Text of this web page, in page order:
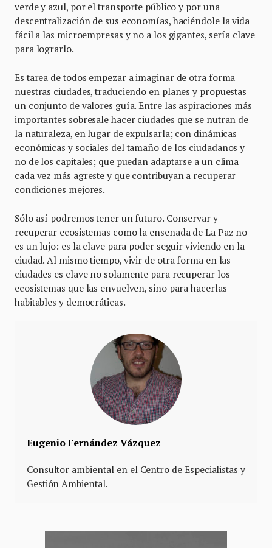
verde y azul, por el transporte público y por una
descentralización de sus economías, haciéndole la vida
fácil a las microempresas y no a los gigantes, sería clave
para lograrlo.
Es tarea de todos empezar a imaginar de otra forma
nuestras ciudades, traduciendo en planes y propuestas
un conjunto de valores guía. Entre las aspiraciones más
importantes sobresale hacer ciudades que se nutran de
la naturaleza, en lugar de expulsarla; con dinámicas
económicas y sociales del tamaño de los ciudadanos y
no de los capitales; que puedan adaptarse a un clima
cada vez más agreste y que contribuyan a recuperar
condiciones mejores.
Sólo así podremos tener un futuro. Conservar y
recuperar ecosistemas como la ensenada de La Paz no
es un lujo: es la clave para poder seguir viviendo en la
ciudad. Al mismo tiempo, vivir de otra forma en las
ciudades es clave no solamente para recuperar los
ecosistemas que las envuelven, sino para hacerlas
habitables y democráticas.
Eugenio Fernández Vázquez
Consultor ambiental en el Centro de Especialistas y
Gestión Ambiental.